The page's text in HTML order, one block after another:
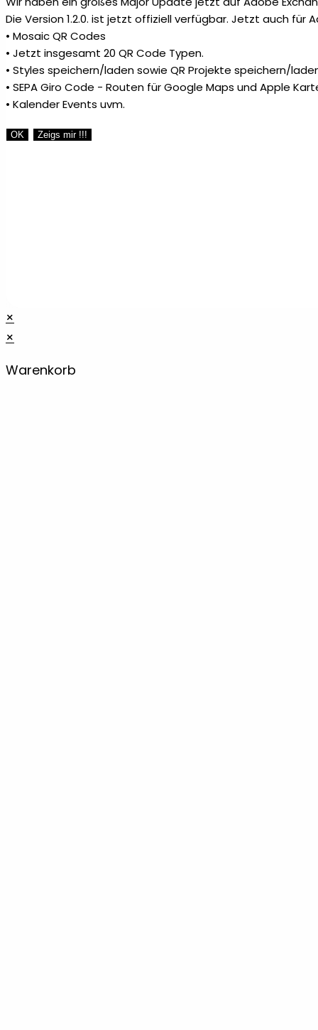
Die Version 1.2.0. ist jetzt offiziell verfügbar. Jetzt auch für
• Mosaic QR Codes
• Jetzt insgesamt 20 QR Code Typen.
• Styles speichern/laden sowie QR Projekte speichern/
• SEPA Giro Code - Routen für Google Maps und Apple
• Kalender Events uvm.
OK Zeigs mir !!!
×
×
Warenkorb